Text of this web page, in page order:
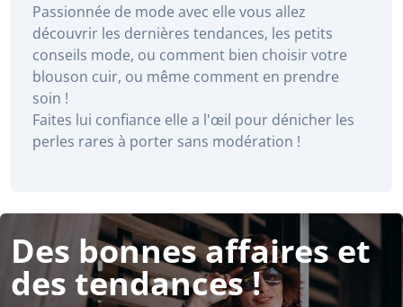
Passionnée de mode avec elle vous allez
découvrir les dernières tendances, les petits
conseils mode, ou comment bien choisir votre
blouson cuir, ou même comment en prendre
soin !
Faites lui confiance elle a l'œil pour dénicher les
perles rares à porter sans modération !
Des bonnes affaires et
des tendances !